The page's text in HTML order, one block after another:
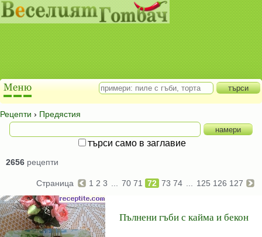
Рецепти › Предястия
търси само в заглавие
2656 рецепти
Страница 1 2 3 70 71 72 73 74 125 126 127
Пълнени гъби с кайма и бекон